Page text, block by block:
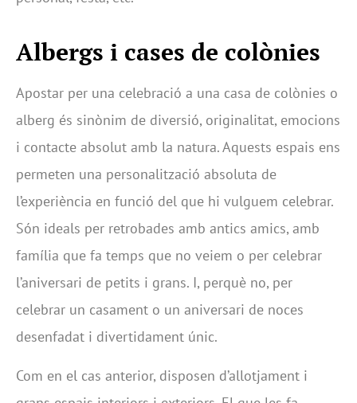
Albergs i cases de colònies
Apostar per una celebració a una casa de colònies o
alberg és sinònim de diversió, originalitat, emocions
i contacte absolut amb la natura. Aquests espais ens
permeten una personalització absoluta de
l’experiència en funció del que hi vulguem celebrar.
Són ideals per retrobades amb antics amics, amb
família que fa temps que no veiem o per celebrar
l’aniversari de petits i grans. I, perquè no, per
celebrar un casament o un aniversari de noces
desenfadat i divertidament únic.
Com en el cas anterior, disposen d’allotjament i